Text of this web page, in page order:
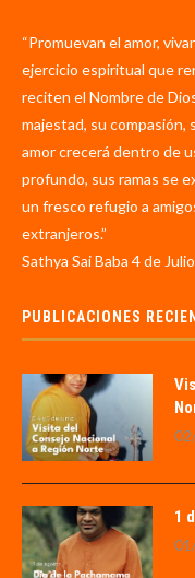
“Promuevan el amor,
ejercicio espiritual que
reciten el Nombre de
majestad, su compasión,
amor crecerá dentro de
profundo, sus ramas se
un fresco refugio a
extranjeros.”
Sathya Sai Baba 4 de
PUBLICACIONES
1